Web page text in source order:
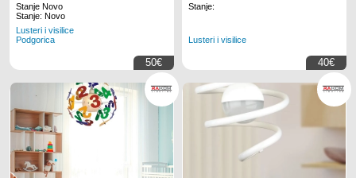
Stanje Novo
Stanje: Novo
Lusteri i visilice
Podgorica
50€
Stanje:
Lusteri i visilice
40€